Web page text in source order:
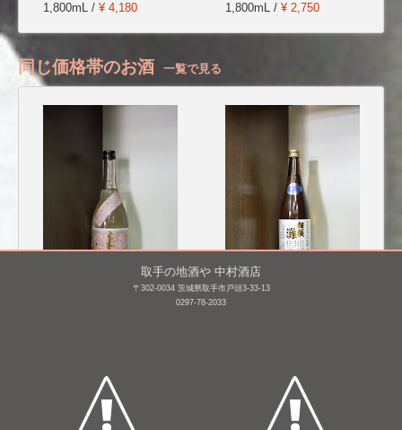
1,800mL / ¥ 4,180
1,800mL / ¥ 2,750
同じ価格帯のお酒 一覧で見る
来福 純米 生原酒 さく
相模灘 特別本醸造 美山
錦 槽場詰め 無濾過本
取手の地酒や 中村酒店
〒302-0034 茨城県取手市戸頭3-33-13
0297-78-2033